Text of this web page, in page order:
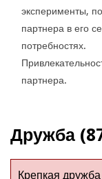
эксперименты,
партнера в его
потребностях.
партнера.
Дружба
Крепкая